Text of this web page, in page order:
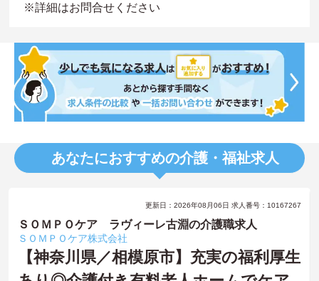
※詳細はお問合せください
あなたにおすすめの介護・福祉求人
更新日：2026年08月06日 求人番号：10167267
ＳＯＭＰＯケア ラヴィーレ古淵の介護職求人
ＳＯＭＰＯケア株式会社
【神奈川県／相模原市】充実の福利厚生